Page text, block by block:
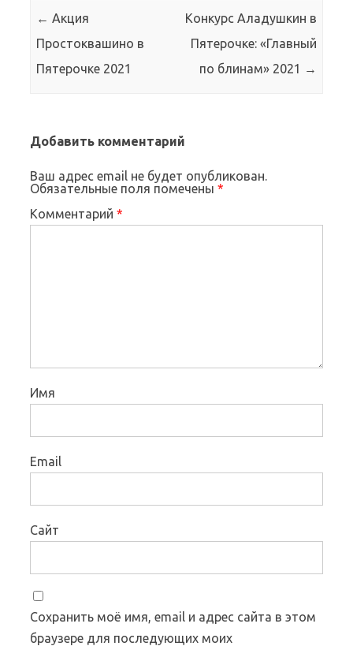
Навигация по записям
← Акция
Простоквашино в
Пятерочке 2021
Конкурс Аладушкин в
Пятерочке: «Главный
по блинам» 2021
→
Добавить комментарий
Ваш адрес email не будет опубликован.
Обязательные поля помечены *
Комментарий *
Имя
Email
Сайт
Сохранить моё имя, email и адрес сайта в этом
браузере для последующих моих